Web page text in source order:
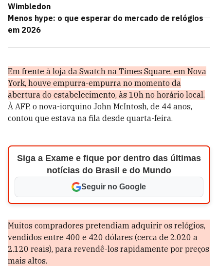
Wimbledon
Menos hype: o que esperar do mercado de relógios
em 2026
Em frente à loja da Swatch na Times Square, em Nova
York, houve empurra-empurra no momento da
abertura do estabelecimento, às 10h no horário local.
À AFP, o nova-iorquino John McIntosh, de 44 anos,
contou que estava na fila desde quarta-feira.
Siga a Exame e fique por dentro das últimas
notícias do Brasil e do Mundo
Seguir no Google
Muitos compradores pretendiam adquirir os relógios,
vendidos entre 400 e 420 dólares (cerca de 2.020 a
2.120 reais), para revendê-los rapidamente por preços
mais altos.